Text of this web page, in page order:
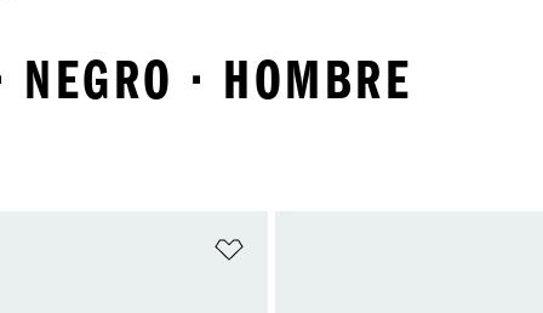
NEGRO · HOMBRE